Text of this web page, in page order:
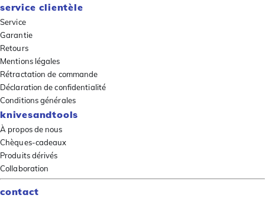
service clientèle
Service
Garantie
Retours
Mentions légales
Rétractation de commande
Déclaration de confidentialité
Conditions générales
knivesandtools
À propos de nous
Chèques-cadeaux
Produits dérivés
Collaboration
contact